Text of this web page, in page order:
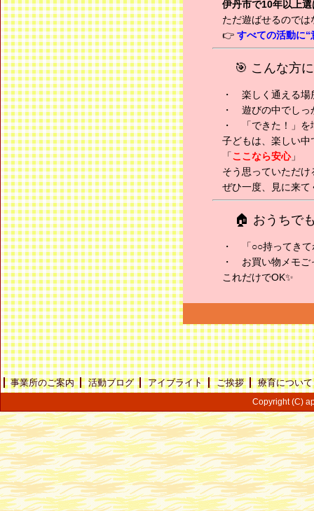
伊丹市で10年以上選
ただ遊ばせるのでは
👉 すべての活動に“
🎯 こんな方
・ 楽しく通える場
・ 遊びの中でしっ
・ 「できた！」を
子どもは、楽しい中
「ここなら安心」
そう思っていただけ
ぜひ一度、見に来て
🏠 おうちで
・ 「○○持ってきて
・ お買い物メモご
これだけでOK✨
事業所のご案内 活動ブログ アイブライト ご挨拶 療育について
Copyright (C)